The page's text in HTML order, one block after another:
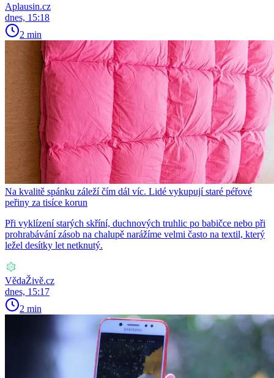
Aplausin.cz
dnes, 15:18
2 min
Na kvalitě spánku záleží čím dál víc. Lidé vykupují staré péřové
peřiny za tisíce korun
Při vyklízení starých skříní, duchnových truhlic po babičce nebo při
prohrabávání zásob na chalupě narážíme velmi často na textil, který
ležel desítky let netknutý.
VědaŽivě.cz
dnes, 15:17
2 min